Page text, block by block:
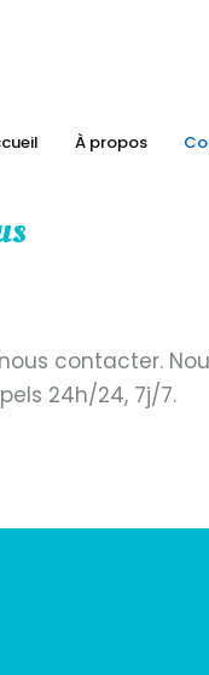
À propos
contacter.
24h/24, 7j/7.